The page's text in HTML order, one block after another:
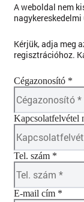
A weboldal nem
Kérjük, adja meg
regisztrációhoz.
Cégazonosító *
Kapcsolatfelvétel
Tel. szám *
E-mail cím *